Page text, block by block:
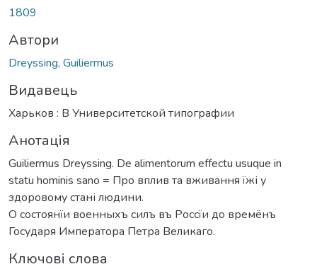
1809
Автори
Dreyssing, Guiliermus
Видавець
Харьков : В Университетской типографии
Анотація
Guiliermus Dreyssing. De alimentorum effectu usuque in
statu hominis sano = Про вплив та вживання їжі у
здоровому стані людини.
О состоянїи военныхъ силъ въ Россїи до времёнъ
Государя Императора Петра Великаго.
Ключові слова